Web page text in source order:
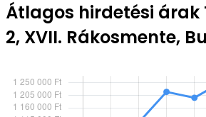
Átlagos hirdetési árak
2, XVII. Rákosmente,